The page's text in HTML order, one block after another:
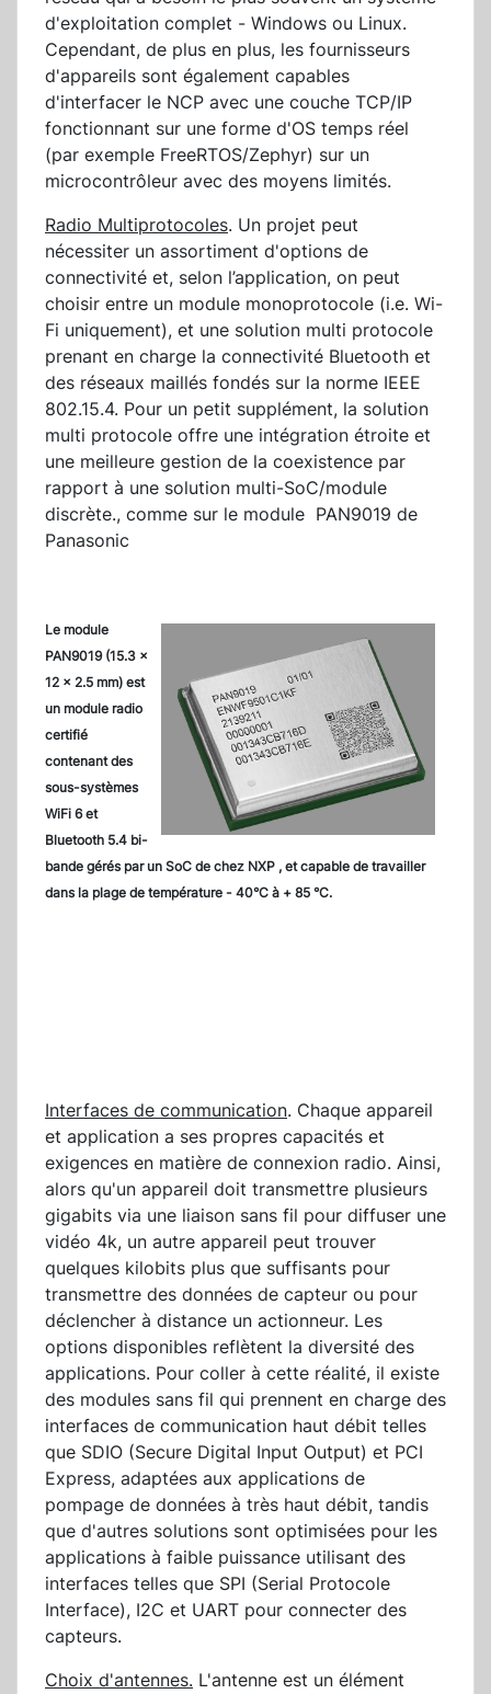
d'exploitation complet - Windows ou Linux.
Cependant, de plus en plus, les fournisseurs
d'appareils sont également capables
d'interfacer le NCP avec une couche TCP/IP
fonctionnant sur une forme d'OS temps réel
(par exemple FreeRTOS/Zephyr) sur un
microcontrôleur avec des moyens limités.
Radio Multiprotocoles. Un projet peut
nécessiter un assortiment d'options de
connectivité et, selon l’application, on peut
choisir entre un module monoprotocole (i.e. Wi-
Fi uniquement), et une solution multi protocole
prenant en charge la connectivité Bluetooth et
des réseaux maillés fondés sur la norme IEEE
802.15.4. Pour un petit supplément, la solution
multi protocole offre une intégration étroite et
une meilleure gestion de la coexistence par
rapport à une solution multi-SoC/module
discrète., comme sur le module PAN9019 de
Panasonic
Le module
PAN9019 (15.3 ×
12 × 2.5 mm) est
un module radio
certifié
contenant des
sous-systèmes
WiFi 6 et
Bluetooth 5.4 bi-
bande gérés par un SoC de chez NXP , et capable de travailler
dans la plage de température - 40°C à + 85 °C.
Interfaces de communication. Chaque appareil
et application a ses propres capacités et
exigences en matière de connexion radio. Ainsi,
alors qu'un appareil doit transmettre plusieurs
gigabits via une liaison sans fil pour diffuser une
vidéo 4k, un autre appareil peut trouver
quelques kilobits plus que suffisants pour
transmettre des données de capteur ou pour
déclencher à distance un actionneur. Les
options disponibles reflètent la diversité des
applications. Pour coller à cette réalité, il existe
des modules sans fil qui prennent en charge des
interfaces de communication haut débit telles
que SDIO (Secure Digital Input Output) et PCI
Express, adaptées aux applications de
pompage de données à très haut débit, tandis
que d'autres solutions sont optimisées pour les
applications à faible puissance utilisant des
interfaces telles que SPI (Serial Protocole
Interface), I2C et UART pour connecter des
capteurs.
Choix d'antennes. L'antenne est un élément